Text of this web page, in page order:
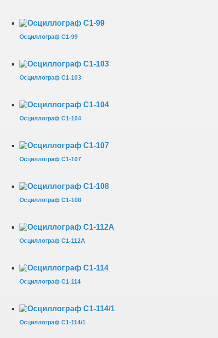
Осциллограф С1-99
Осциллограф С1-103
Осциллограф С1-104
Осциллограф С1-107
Осциллограф С1-108
Осциллограф С1-112А
Осциллограф С1-114
Осциллограф С1-114/1